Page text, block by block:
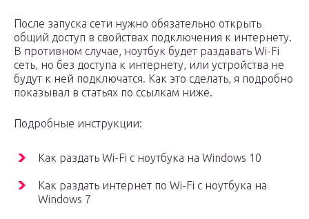
После запуска сети нужно обязательно открыть
общий доступ в свойствах подключения к интернету.
В противном случае, ноутбук будет раздавать Wi-Fi
сеть, но без доступа к интернету, или устройства не
будут к ней подключатся. Как это сделать, я подробно
показывал в статьях по ссылкам ниже.
Подробные инструкции:
Как раздать Wi-Fi с ноутбука на Windows 10
Как раздать интернет по Wi-Fi с ноутбука на
Windows 7